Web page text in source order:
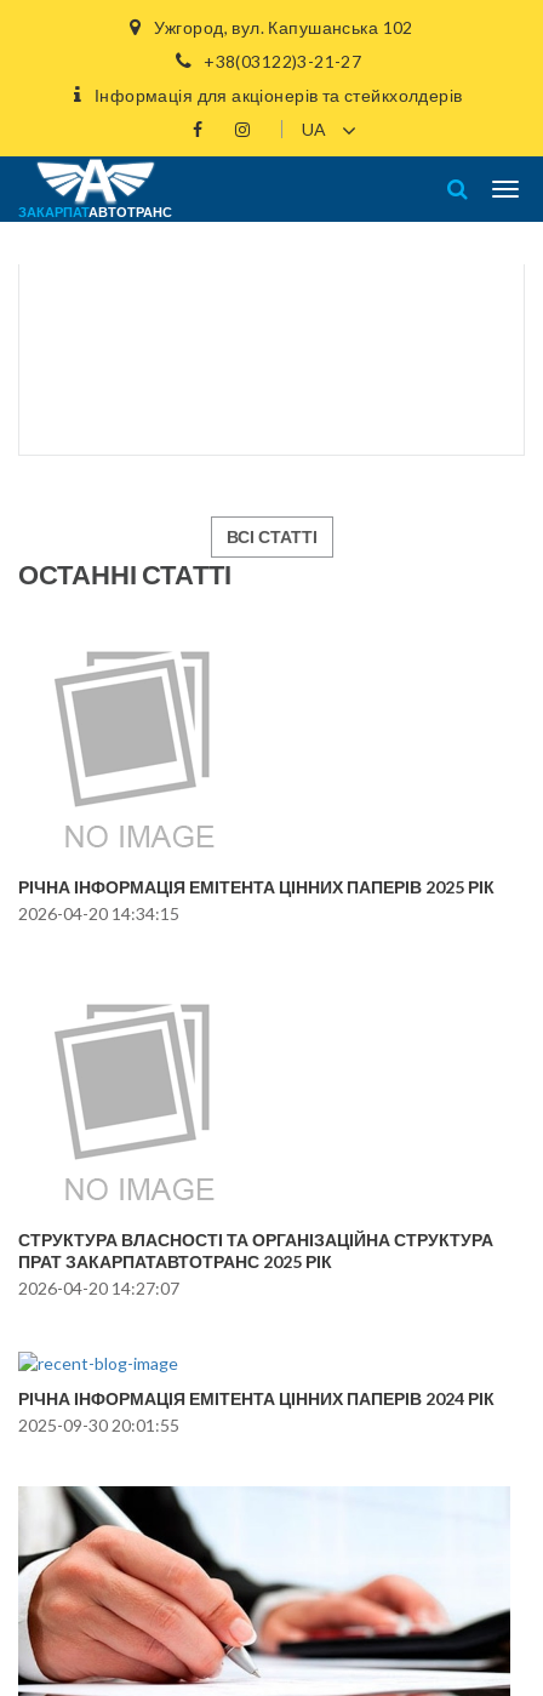
Ужгород, вул. Капушанська 102
+38(03122)3-21-27
Інформація для акціонерів та стейкхолдерів
ЗАКАРПАТАВТОТРАНС
ВСІ СТАТТІ
ОСТАННІ СТАТТІ
РІЧНА ІНФОРМАЦІЯ ЕМІТЕНТА ЦІННИХ ПАПЕРІВ 2025 РІК
2026-04-20 14:34:15
СТРУКТУРА ВЛАСНОСТІ ТА ОРГАНІЗАЦІЙНА СТРУКТУРА
ПРАТ ЗАКАРПАТАВТОТРАНС 2025 РІК
2026-04-20 14:27:07
РІЧНА ІНФОРМАЦІЯ ЕМІТЕНТА ЦІННИХ ПАПЕРІВ 2024 РІК
2025-09-30 20:01:55